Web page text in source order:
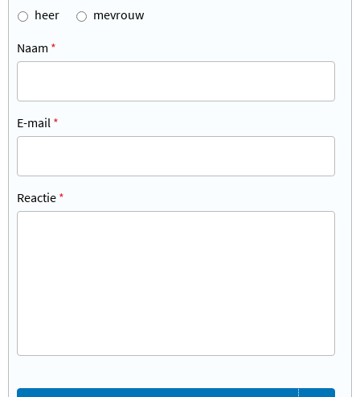
heer mevrouw
Naam *
E-mail *
Reactie *